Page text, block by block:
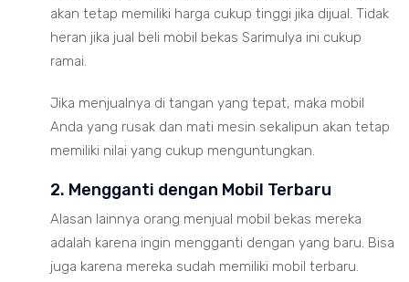
akan tetap memiliki harga cukup tinggi jika dijual. Tidak
heran jika jual beli mobil bekas Sarimulya ini cukup
ramai.
Jika menjualnya di tangan yang tepat, maka mobil
Anda yang rusak dan mati mesin sekalipun akan tetap
memiliki nilai yang cukup menguntungkan.
2. Mengganti dengan Mobil Terbaru
Alasan lainnya orang menjual mobil bekas mereka
adalah karena ingin mengganti dengan yang baru. Bisa
juga karena mereka sudah memiliki mobil terbaru.